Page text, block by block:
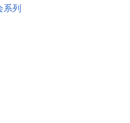
列